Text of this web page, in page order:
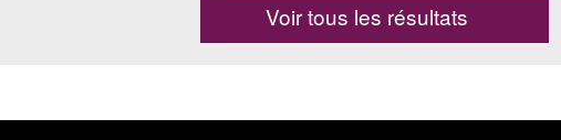
Voir tous les résultats